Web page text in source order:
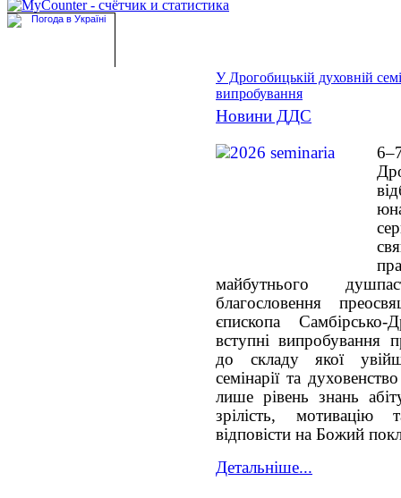
У Дрогобицькій духовній
випробування
Новини ДДС
майбутнього
благословення
єпископа
вступні випробування
до складу якої
семінарії та
лише рівень знань
зрілість, мотивацію
відповісти на Божий
Детальніше...